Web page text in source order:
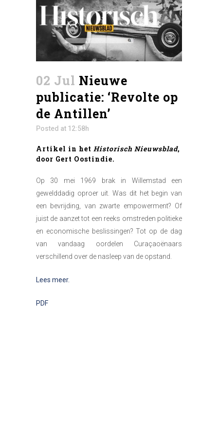
02 Jul Nieuwe
publicatie: ‘Revolte op
de Antillen’
Posted at 12:58h
Artikel in het Historisch Nieuwsblad,
door Gert Oostindie.
Op 30 mei 1969 brak in Willemstad een
gewelddadig oproer uit. Was dit het begin van
een bevrijding, van zwarte empowerment? Of
juist de aanzet tot een reeks omstreden politieke
en economische beslissingen? Tot op de dag
van vandaag oordelen Curaçaoënaars
verschillend over de nasleep van de opstand.
Lees meer.
PDF